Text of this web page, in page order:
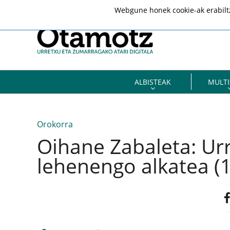
ALBISTEAK
Orokorra
Oihane Zabaleta:
lehenengo alkatea
Webgune honek cookie-ak